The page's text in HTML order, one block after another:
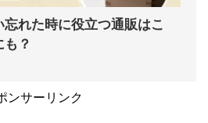
れた時に役立つ通販はこ
？
ンサーリンク